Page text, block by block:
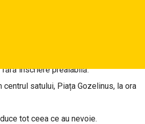
înscriere prealabilă.
centrul satului, Piața Gozelinus, la ora
tot ceea ce au nevoie.